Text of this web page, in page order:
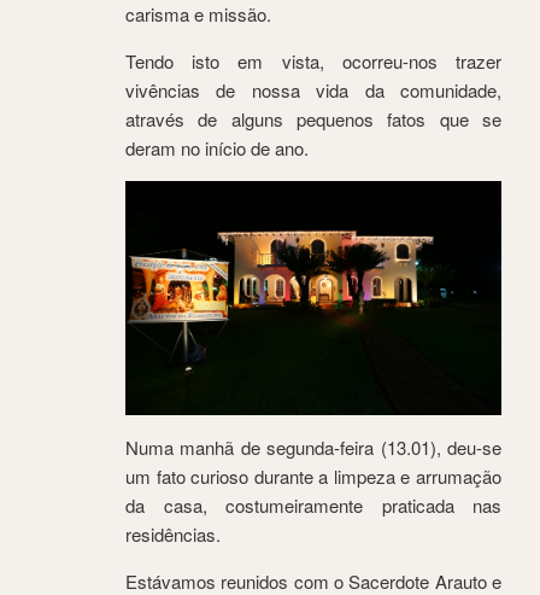
carisma e missão.
Tendo isto em vista, ocorreu-nos trazer
vivências de nossa vida da comunidade,
através de alguns pequenos fatos que se
deram no início de ano.
Numa manhã de segunda-feira (13.01), deu-se
um fato curioso durante a limpeza e arrumação
da casa, costumeiramente praticada nas
residências.
Estávamos reunidos com o Sacerdote Arauto e